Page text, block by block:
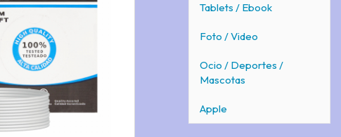
Tablets / Ebook
Foto / Video
Ocio / Deportes /
Mascotas
Apple